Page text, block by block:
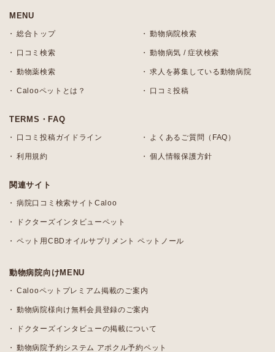
MENU
総合トップ 動物病院検索
口コミ検索 動物病気 / 症状検索
動物薬検索 求人を募集している動物病院
Calooペットとは？ 口コミ投稿
TERMS・FAQ
口コミ投稿ガイドライン よくあるご質問（FAQ）
利用規約 個人情報保護方針
関連サイト
病院口コミ検索サイトCaloo
ドクターズインタビューペット
ペット用CBDオイルサプリメント ペットノール
動物病院向けMENU
Calooペットプレミアム掲載のご案内
動物病院様向け無料会員登録のご案内
ドクターズインタビューの掲載について
動物病院予約システム アポクル予約ペット